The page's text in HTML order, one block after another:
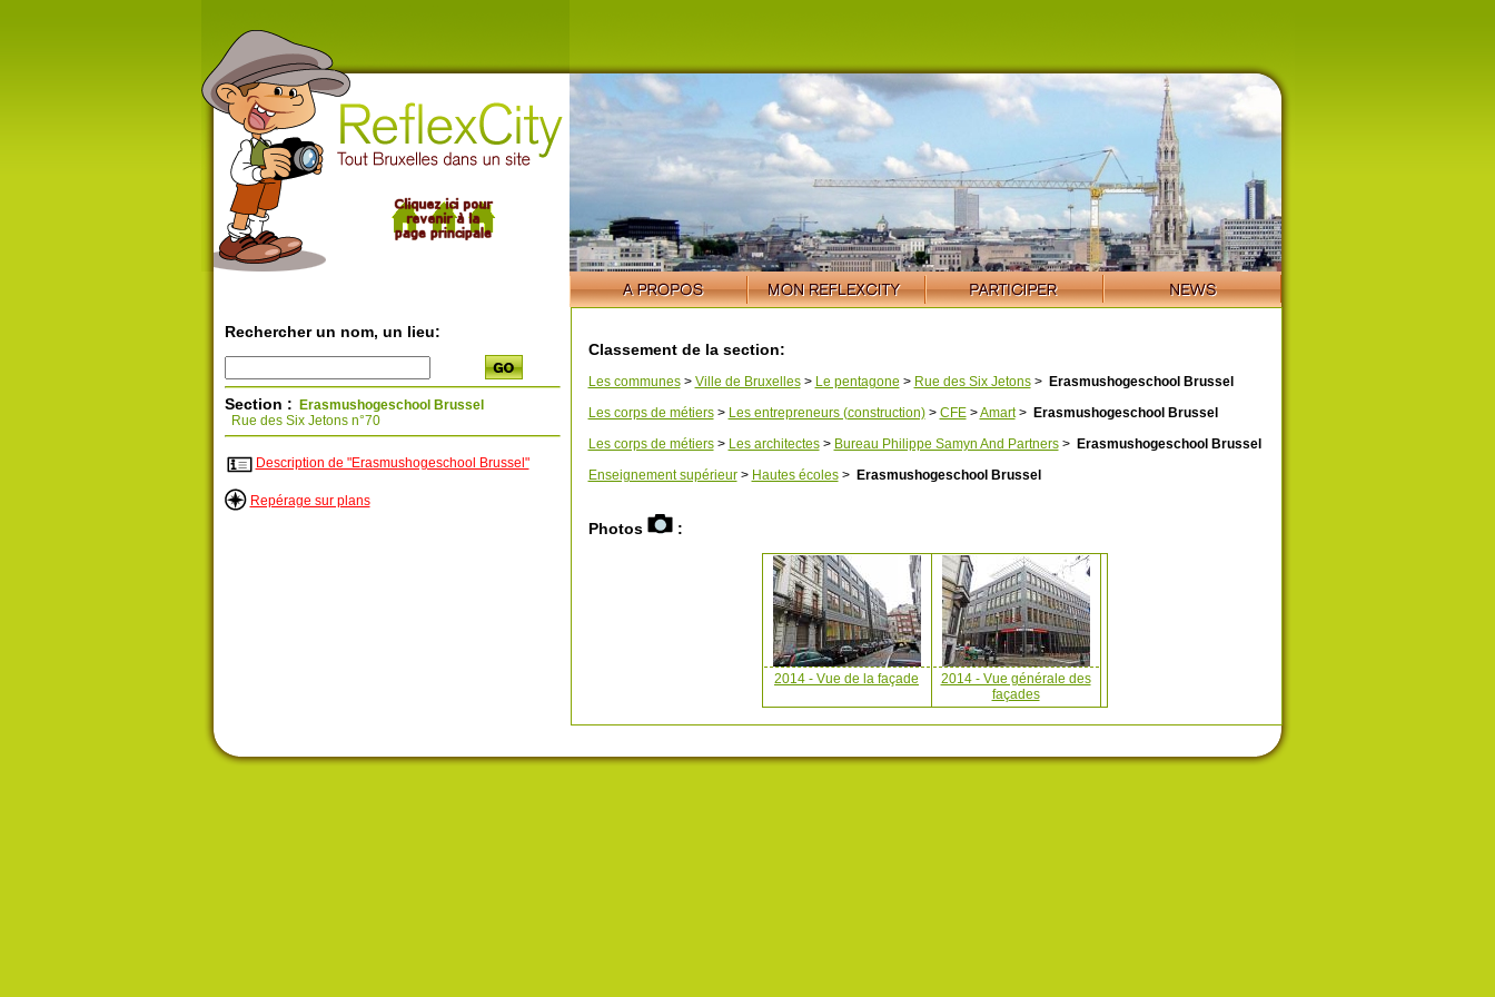
Rechercher un nom, un lieu:
Section : Erasmushogeschool Brussel
Rue des Six Jetons n°70
Description de "Erasmushogeschool Brussel"
Repérage sur plans
Classement de la section:
Les communes> Ville de Bruxelles> Le pentagone > Rue des Six Jetons>
Erasmushogeschool Brussel
Les corps de métiers> Les entrepreneurs (construction)> CFE>Amart>
Erasmushogeschool Brussel
Les corps de métiers> Les architectes> Bureau Philippe Samyn And Partners>
Erasmushogeschool Brussel
Enseignement supérieur> Hautes écoles> Erasmushogeschool Brussel
Photos :
2014 - Vue de la façade
2014 - Vue générale des
façades